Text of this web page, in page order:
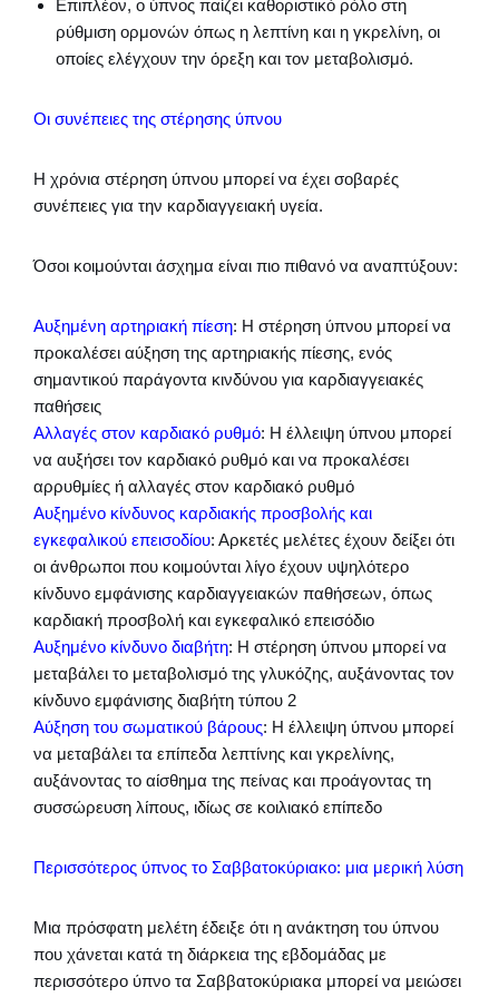
Επιπλέον, ο ύπνος παίζει καθοριστικό ρόλο στη
ρύθμιση ορμονών όπως η λεπτίνη και η γκρελίνη, οι
οποίες ελέγχουν την όρεξη και τον μεταβολισμό.
Οι συνέπειες της στέρησης ύπνου
Η χρόνια στέρηση ύπνου μπορεί να έχει σοβαρές
συνέπειες για την καρδιαγγειακή υγεία.
Όσοι κοιμούνται άσχημα είναι πιο πιθανό να αναπτύξουν:
Αυξημένη αρτηριακή πίεση: Η στέρηση ύπνου μπορεί να
προκαλέσει αύξηση της αρτηριακής πίεσης, ενός
σημαντικού παράγοντα κινδύνου για καρδιαγγειακές
παθήσεις
Αλλαγές στον καρδιακό ρυθμό: Η έλλειψη ύπνου μπορεί
να αυξήσει τον καρδιακό ρυθμό και να προκαλέσει
αρρυθμίες ή αλλαγές στον καρδιακό ρυθμό
Αυξημένο κίνδυνος καρδιακής προσβολής και
εγκεφαλικού επεισοδίου: Αρκετές μελέτες έχουν δείξει ότι
οι άνθρωποι που κοιμούνται λίγο έχουν υψηλότερο
κίνδυνο εμφάνισης καρδιαγγειακών παθήσεων, όπως
καρδιακή προσβολή και εγκεφαλικό επεισόδιο
Αυξημένο κίνδυνο διαβήτη: Η στέρηση ύπνου μπορεί να
μεταβάλει το μεταβολισμό της γλυκόζης, αυξάνοντας τον
κίνδυνο εμφάνισης διαβήτη τύπου 2
Αύξηση του σωματικού βάρους: Η έλλειψη ύπνου μπορεί
να μεταβάλει τα επίπεδα λεπτίνης και γκρελίνης,
αυξάνοντας το αίσθημα της πείνας και προάγοντας τη
συσσώρευση λίπους, ιδίως σε κοιλιακό επίπεδο
Περισσότερος ύπνος το Σαββατοκύριακο: μια μερική λύση
Μια πρόσφατη μελέτη έδειξε ότι η ανάκτηση του ύπνου
που χάνεται κατά τη διάρκεια της εβδομάδας με
περισσότερο ύπνο τα Σαββατοκύριακα μπορεί να μειώσει